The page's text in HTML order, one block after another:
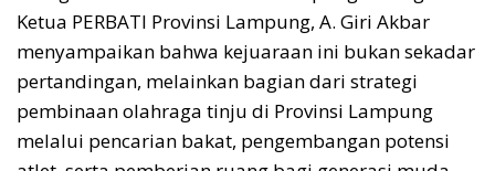
Ketua PERBATI Provinsi Lampung, A. Giri Akbar
menyampaikan bahwa kejuaraan ini bukan sekadar
pertandingan, melainkan bagian dari strategi
pembinaan olahraga tinju di Provinsi Lampung
melalui pencarian bakat, pengembangan potensi